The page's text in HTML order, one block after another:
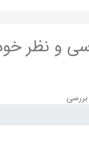
و نظر